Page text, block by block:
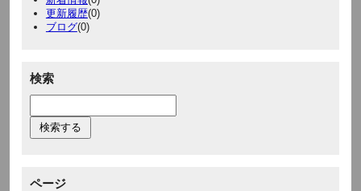
更新履歴(0)
ブログ(0)
検索
ページ